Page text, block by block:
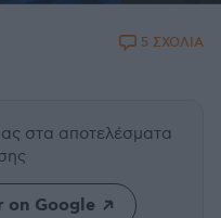
5 ΣΧΟΛΙΑ
στα αποτελέσματα
on Google